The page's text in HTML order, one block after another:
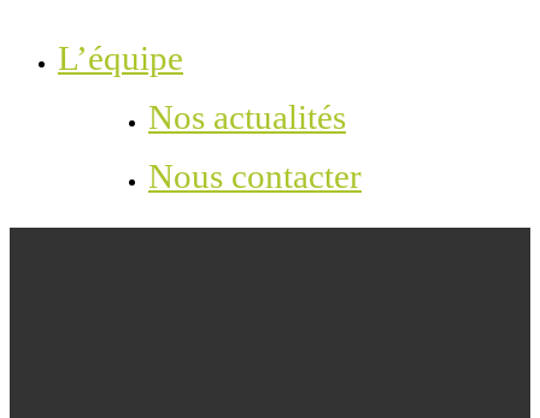
L’équipe
Nos actualités
Nous contacter